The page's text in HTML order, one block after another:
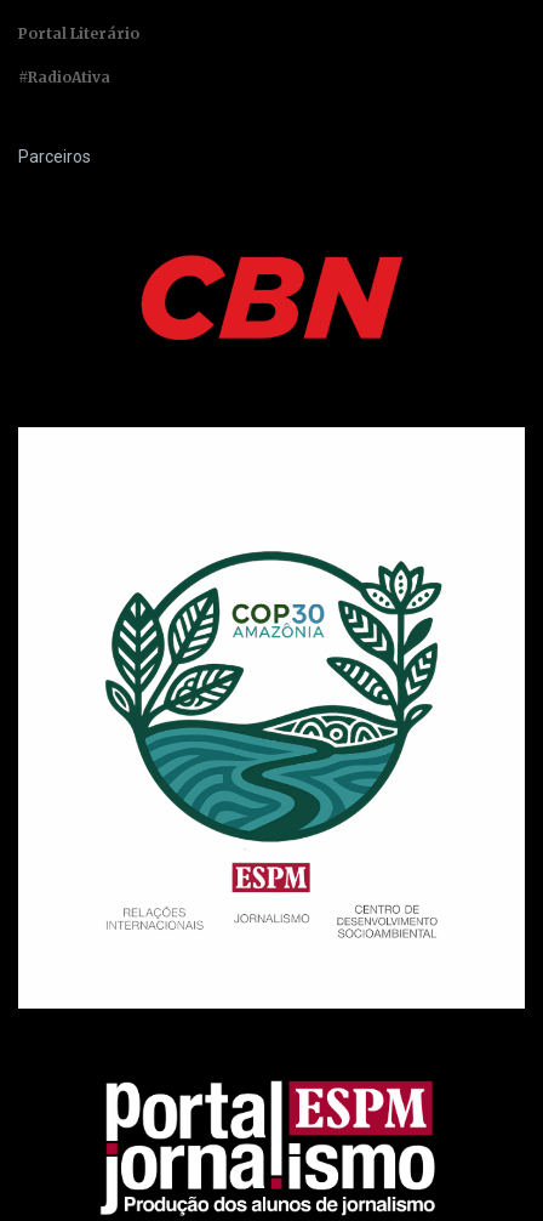
Portal Literário
#RadioAtiva
Parceiros